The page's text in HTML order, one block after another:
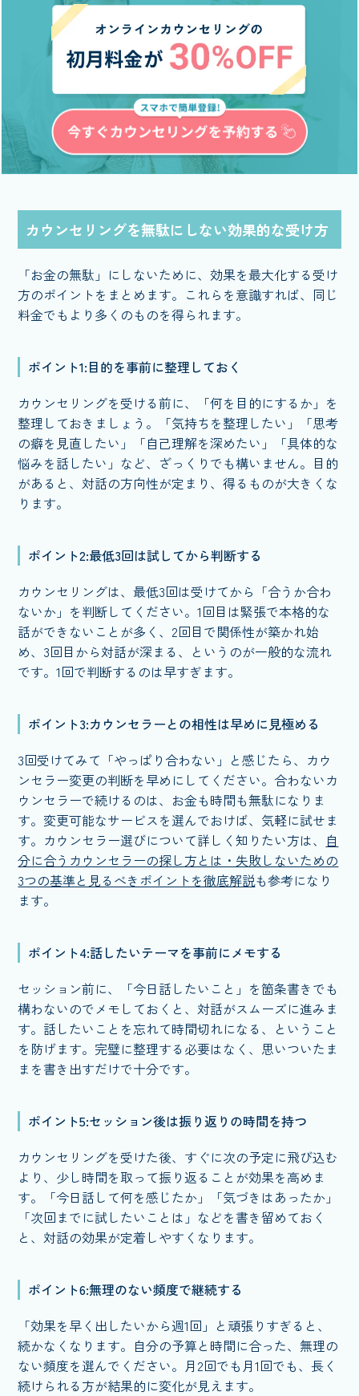
カウンセリングを無駄にしない効果的な受け方
「お金の無駄」にしないために、効果を最大化する受け
方のポイントをまとめます。これらを意識すれば、同じ
料金でもより多くのものを得られます。
ポイント1:目的を事前に整理しておく
カウンセリングを受ける前に、「何を目的にするか」を
整理しておきましょう。「気持ちを整理したい」「思考
の癖を見直したい」「自己理解を深めたい」「具体的な
悩みを話したい」など、ざっくりでも構いません。目的
があると、対話の方向性が定まり、得るものが大きくな
ります。
ポイント2:最低3回は試してから判断する
カウンセリングは、最低3回は受けてから「合うか合わ
ないか」を判断してください。1回目は緊張で本格的な
話ができないことが多く、2回目で関係性が築かれ始
め、3回目から対話が深まる、というのが一般的な流れ
です。1回で判断するのは早すぎます。
ポイント3:カウンセラーとの相性は早めに見極める
3回受けてみて「やっぱり合わない」と感じたら、カウ
ンセラー変更の判断を早めにしてください。合わないカ
ウンセラーで続けるのは、お金も時間も無駄になりま
す。変更可能なサービスを選んでおけば、気軽に試せま
す。カウンセラー選びについて詳しく知りたい方は、 自
分に合うカウンセラーの探し方とは・失敗しないための
3つの基準と見るべきポイントを徹底解説も参考になり
ます。
ポイント4:話したいテーマを事前にメモする
セッション前に、「今日話したいこと」を箇条書きでも
構わないのでメモしておくと、対話がスムーズに進みま
す。話したいことを忘れて時間切れになる、ということ
を防げます。完璧に整理する必要はなく、思いついたま
まを書き出すだけで十分です。
ポイント5:セッション後は振り返りの時間を持つ
カウンセリングを受けた後、すぐに次の予定に飛び込む
より、少し時間を取って振り返ることが効果を高めま
す。「今日話して何を感じたか」「気づきはあったか」
「次回までに試したいことは」などを書き留めておく
と、対話の効果が定着しやすくなります。
ポイント6:無理のない頻度で継続する
「効果を早く出したいから週1回」と頑張りすぎると、
続かなくなります。自分の予算と時間に合った、無理の
ない頻度を選んでください。月2回でも月1回でも、長く
続けられる方が結果的に変化が見えます。